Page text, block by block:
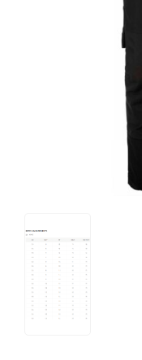
4.4 Google Reviews